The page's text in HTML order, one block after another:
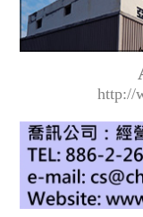
http://